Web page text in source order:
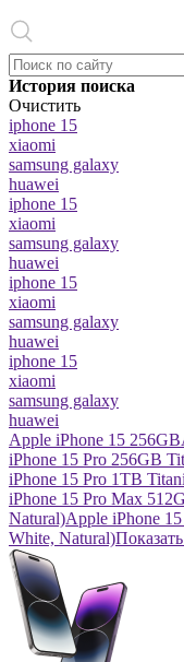
История поиска
Очистить
iphone 15
xiaomi
samsung galaxy
huawei
iphone 15
xiaomi
samsung galaxy
huawei
iphone 15
xiaomi
samsung galaxy
huawei
iphone 15
xiaomi
samsung galaxy
huawei
Apple iPhone 15 256GB
iPhone 15 Pro 256GB
iPhone 15 Pro 1TB
iPhone 15 Pro Max
Natural)Apple iPhone
White, Natural)